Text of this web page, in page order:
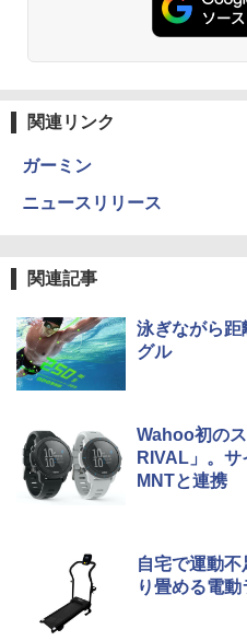
関連リンク
ガーミン
ニュースリリース
関連記事
泳ぎながら
グル
Wahoo初の
RIVAL」。
MNTと連携
自宅で運動
り畳める電